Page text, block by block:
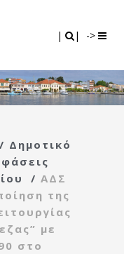
| | ->
/ Δημοτικό
/ ΑΔΣ
της
με
στο